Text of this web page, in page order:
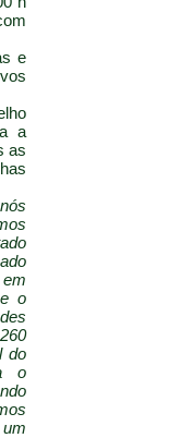
e
a
as
o
do
o